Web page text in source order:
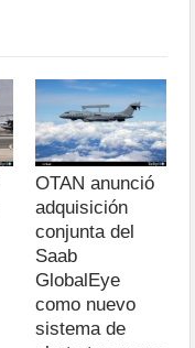
OTAN anunció
adquisición
conjunta del
Saab
GlobalEye
como nuevo
sistema de